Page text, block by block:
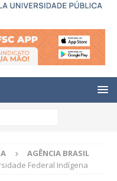
AGÊNCIA BRASIL
Federal Indígena